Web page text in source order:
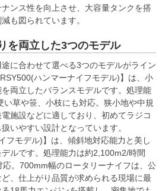
ンス性を向上させ、大容量タンクを搭
も図られています。
を両立した3つのモデル
に合わせて選べる3つのモデルがライン
ハンマーナイフモデル)】は、小
両立したバランスモデルです。処理能
草や笹、小枝にも対応。狭小地や中規
施設などに適しており、初めてラジコ
いやすい設計となっています。
フモデル)】は、傾斜地対応能力と美し
ルです。処理能力は約2,100m2/時間
。700mm幅のロータリーナイフは、公
、仕上がり品質が求められる現場に最